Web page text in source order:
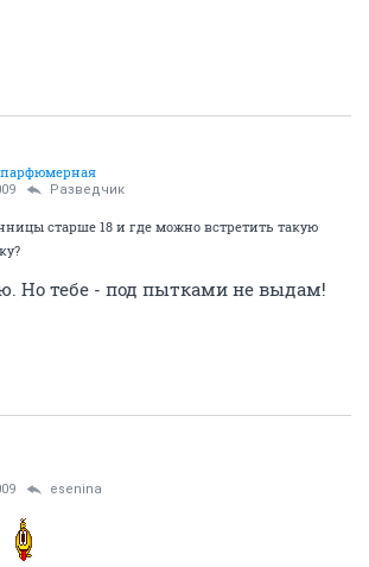
Разведчик
старше 18 и где можно встретить такую
Но тебе - под пытками не выдам!
esenina